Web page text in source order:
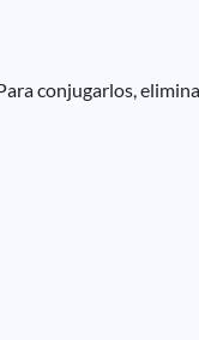
conjugarlos,